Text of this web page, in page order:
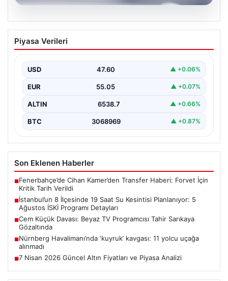
İstanbul’un 8 İlçesinde 19 Saat Su
Kesintisi Planlanıyor: 5 Ağustos İSKİ
İstanbul Su ve Kanalizasyon İdaresi (İSKİ), önümüzdeki
kapsamında…
Piyasa Verileri
USD 47.60 ▲ +0.06%
EUR 55.05 ▲ +0.07%
ALTIN 6538.7 ▲ +0.66%
BTC 3068969 ▲ +0.87%
Son Eklenen Haberler
■Fenerbahçe’de Cihan Kamer’den Transfer Haberi: Forvet İçin
Kritik Tarih Verildi
■İstanbul’un 8 İlçesinde 19 Saat Su Kesintisi Planlanıyor: 5
Ağustos İSKİ Programı Detayları
■Cem Küçük Davası: Beyaz TV Programcısı Tahir Sarıkaya
Gözaltında
■Nürnberg Havalimanı’nda ‘kuyruk’ kavgası: 11 yolcu uçağa
alınmadı
■7 Nisan 2026 Güncel Altın Fiyatları ve Piyasa Analizi